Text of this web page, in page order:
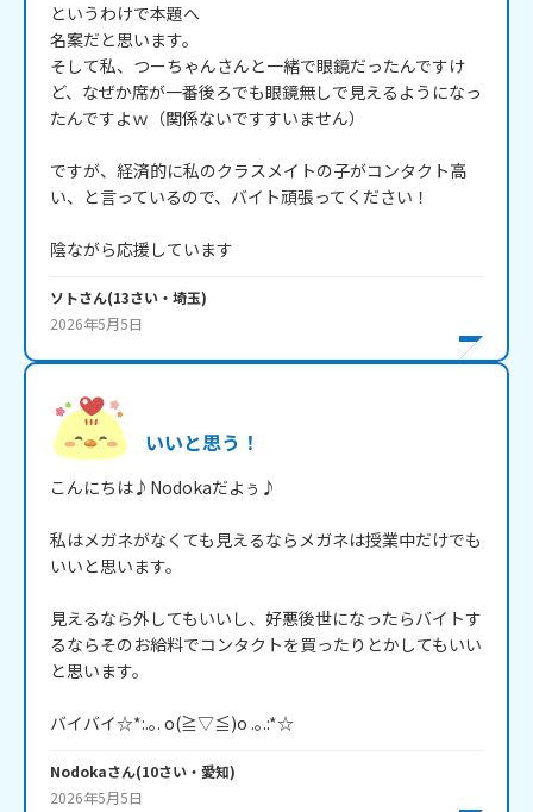
というわけで本題へ
名案だと思います。
そして私、つーちゃんさんと一緒で眼鏡だったんですけ
ど、なぜか席が一番後ろでも眼鏡無しで見えるようになっ
たんですよｗ（関係ないですすいません）
ですが、経済的に私のクラスメイトの子がコンタクト高
い、と言っているので、バイト頑張ってください！
陰ながら応援しています
ソトさん(13さい・ 埼玉)
2026年5月5日
いいと思う！
こんにちは♪Nodokaだよぅ♪
私はメガネがなくても見えるならメガネは授業中だけでも
いいと思います。
見えるなら外してもいいし、好悪後世になったらバイトす
るならそのお給料でコンタクトを買ったりとかしてもいい
と思います。
バイバイ☆*:.｡. o(≧▽≦)o .｡.:*☆
Nodokaさん(10さい・ 愛知)
2026年5月5日